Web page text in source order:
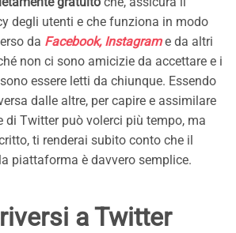
degli utenti e che funziona in modo
da Facebook, Instagrame da altri
non ci sono amicizie da accettare e i
essere letti da chiunque. Essendo
dalle altre, per capire e assimilare
di Twitter può volerci più tempo, ma
ti renderai subito conto che il
piattaforma è davvero semplice.
a Twitter